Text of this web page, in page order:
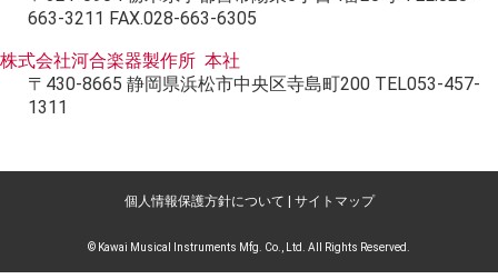
663-3211 FAX.028-663-6305
株式会社河合楽器製作所 本社
〒430-8665 静岡県浜松市中央区寺島町200 TEL053-457-
1311
個人情報保護方針について サイトマップ
© Kawai Musical Instruments Mfg. Co., Ltd. All Rights Reserved.